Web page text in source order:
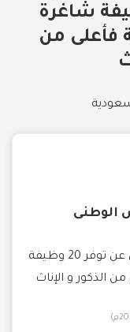
عن توفر 20 وظيفة شاغرة
فأعلى من
الوطنى
تعلن الشؤون الصحية بالحرس الوطنى عن توفر 20 وظيفة
الذكور و الإناث